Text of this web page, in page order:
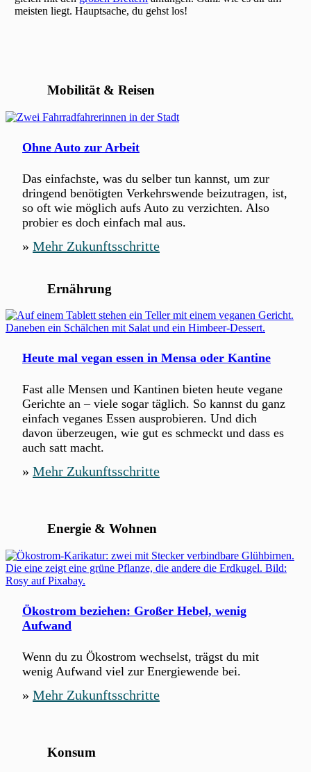
e
G
l
h
t
.
D
a
s
c
h
t
E
G
N
Ü
G
T
!
-
s
e
s
h
a
f
k
e
u
a
m
e
n
e
e
n
m
s
e
n
k
f
e
n
l
i
c
.
n
meisten liegt. Hauptsache, du gehst los!
Mobilität & Reisen
Ohne Auto zur Arbeit
Das einfachste, was du selber tun kannst, um zur
dringend benötigten Verkehrswende beizutragen, ist,
so oft wie möglich aufs Auto zu verzichten. Also
probier es doch einfach mal aus.
» Mehr Zukunftsschritte
Ernährung
Heute mal vegan essen in Mensa oder Kantine
Fast alle Mensen und Kantinen bieten heute vegane
Gerichte an – viele sogar täglich. So kannst du ganz
einfach veganes Essen ausprobieren. Und dich
davon überzeugen, wie gut es schmeckt und dass es
auch satt macht.
» Mehr Zukunftsschritte
Energie & Wohnen
Ökostrom beziehen: Großer Hebel, wenig
Aufwand
Wenn du zu Ökostrom wechselst, trägst du mit
wenig Aufwand viel zur Energiewende bei.
» Mehr Zukunftsschritte
Konsum